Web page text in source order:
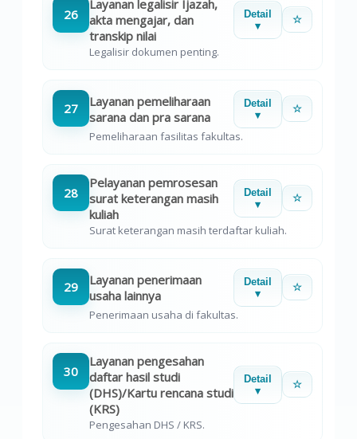
26
Layanan legalisir Ijazah,
akta mengajar, dan
transkip nilai
Detail
▾
☆
Legalisir dokumen penting.
27
Layanan pemeliharaan
sarana dan pra sarana
Detail
▾
☆
Pemeliharaan fasilitas fakultas.
28
Pelayanan pemrosesan
surat keterangan masih
kuliah
Detail
▾
☆
Surat keterangan masih terdaftar kuliah.
29
Layanan penerimaan
usaha lainnya
Detail
▾
☆
Penerimaan usaha di fakultas.
30
Layanan pengesahan
daftar hasil studi
(DHS)/Kartu rencana studi
(KRS)
Detail
▾
☆
Pengesahan DHS / KRS.